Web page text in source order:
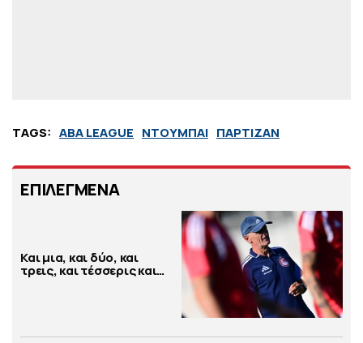
TAGS: ABA LEAGUE ΝΤΟΥΜΠΑΙ ΠΑΡΤΙΖΑΝ
ΕΠΙΛΕΓΜΕΝΑ
Και μια, και δύο, και
τρεις, και τέσσερις και…